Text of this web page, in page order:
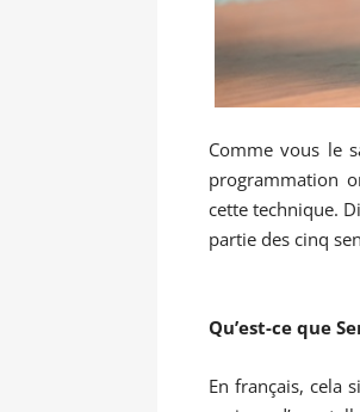
Comme vous le
programmation
cette technique.
partie des cinq
Qu’est-ce que
En français, cela